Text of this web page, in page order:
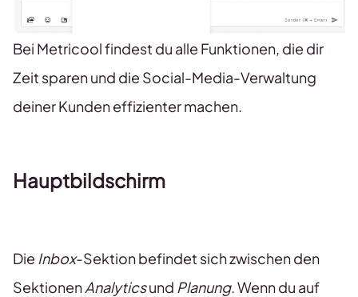
Bei Metricool findest du alle Funktionen, die dir
Zeit sparen und die Social-Media-Verwaltung
deiner Kunden effizienter machen.
Hauptbildschirm
Die Inbox-Sektion befindet sich zwischen den
SektionenAnalyticsund Planung. Wenn du auf